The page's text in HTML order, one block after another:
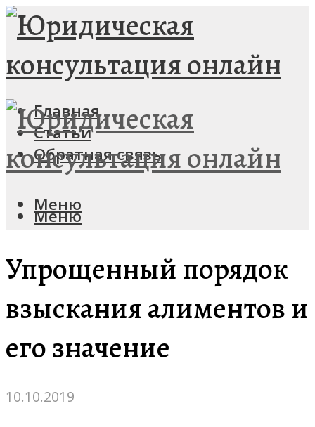
Главная
Статьи
Обратная связь
Меню
Меню
Упрощенный порядок
взыскания алиментов и
его значение
10.10.2019